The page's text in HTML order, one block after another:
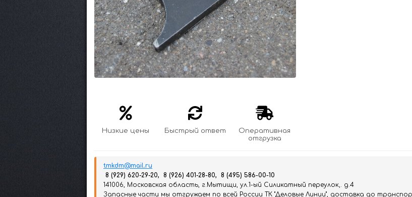
Низкие цены Быстрый ответ
Оперативная
отгрузка
tmkdm@mail.ru
8 (929) 620-29-20, 8 (926) 401-28-80, 8 (495) 586-00-10
141006, Московская область, г.Мытищи, ул.1-ый Силикатный переулок,. д.4
Запасные части мы отгружаем по всей России ТК "Деловые Линии", доставка до